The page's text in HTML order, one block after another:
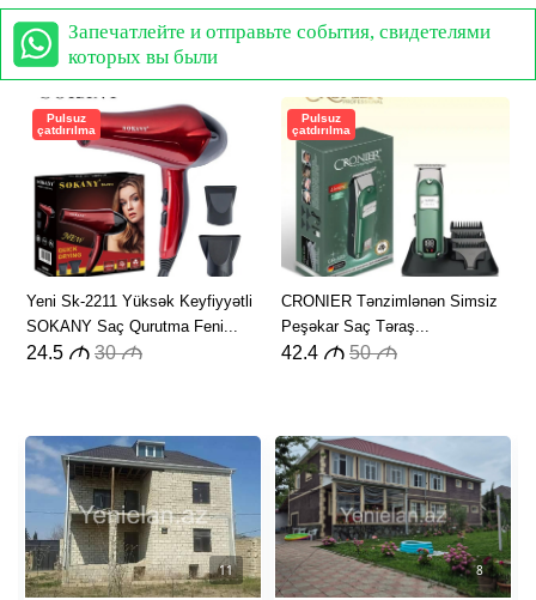
Запечатлейте и отправьте события, свидетелями
которых вы были